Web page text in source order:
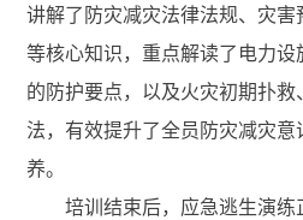
讲解了防灾减灾法律法规、灾
等核心知识，重点解读了电力
的防护要点，以及火灾初期扑
法，有效提升了全员防灾减灾
养。
培训结束后，应急逃生演练